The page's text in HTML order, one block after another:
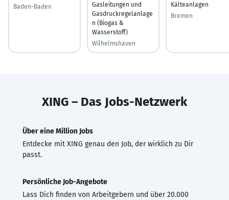
Baden-Baden
Gasleitungen und
Gasdruckregelanlage
n (Biogas &
Wasserstoff)
Wilhelmshaven
Kälteanlagen
Bremen
XING – Das Jobs-Netzwerk
Über eine Million Jobs
Entdecke mit XING genau den Job, der wirklich zu Dir
passt.
Persönliche Job-Angebote
Lass Dich finden von Arbeitgebern und über 20.000